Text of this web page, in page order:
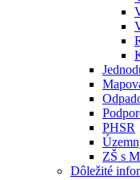
PHSR
ZŠ s
Dôležité